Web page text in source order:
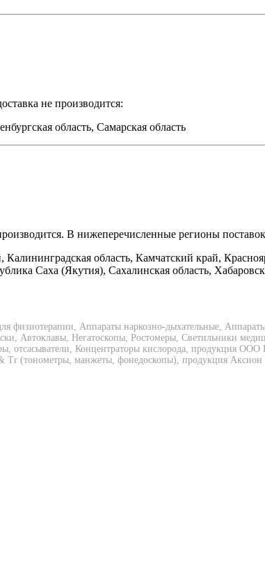
не производится:
область, Самарская область
В нижеперечисленные регионы
область, Камчатский край,
Саха (Якутия), Сахалинская область,
физиотерапии, Аппараты наркозно-дыхательные,
Автоклавы, Негатоскопы, Ростомеры, Светильники
отсасыватели, Концентраторы кислорода, продукция
Tr (тонометры, манжеты, фонедоскопы), продукция